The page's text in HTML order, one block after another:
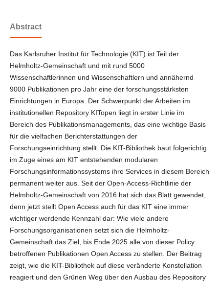
Abstract
Das Karlsruher Institut für Technologie (KIT) ist Teil der
Helmholtz-Gemeinschaft und mit rund 5000
Wissenschaftlerinnen und Wissenschaftlern und annähernd
9000 Publikationen pro Jahr eine der forschungsstärksten
Einrichtungen in Europa. Der Schwerpunkt der Arbeiten im
institutionellen Repository KITopen liegt in erster Linie im
Bereich des Publikationsmanagements, das eine wichtige Basis
für die vielfachen Berichterstattungen der
Forschungseinrichtung stellt. Die KIT-Bibliothek baut folgerichtig
im Zuge eines am KIT entstehenden modularen
Forschungsinformationssystems ihre Services in diesem Bereich
permanent weiter aus. Seit der Open-Access-Richtlinie der
Helmholtz-Gemeinschaft von 2016 hat sich das Blatt gewendet,
denn jetzt stellt Open Access auch für das KIT eine immer
wichtiger werdende Kennzahl dar: Wie viele andere
Forschungsorganisationen setzt sich die Helmholtz-
Gemeinschaft das Ziel, bis Ende 2025 alle von dieser Policy
betroffenen Publikationen Open Access zu stellen. Der Beitrag
zeigt, wie die KIT-Bibliothek auf diese veränderte Konstellation
reagiert und den Grünen Weg über den Ausbau des Repository